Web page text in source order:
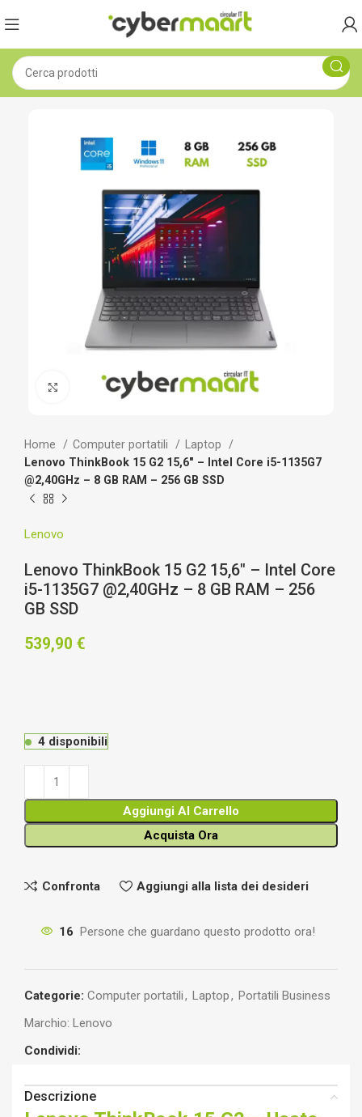
Clicca per ingrandire
Home Computer portatili
Laptop
Lenovo ThinkBook 15 G2 15,6″ – Intel Core i5-1135G7
@2,40GHz – 8 GB RAM – 256 GB SSD
Lenovo
Lenovo ThinkBook 15 G2 15,6″ – Intel Core
i5-1135G7 @2,40GHz – 8 GB RAM – 256
GB SSD
539,90 €
4 disponibili
Aggiungi Al Carrello
Acquista Ora
Confronta Aggiungi alla lista dei desideri
16 Persone che guardano questo prodotto ora!
Categorie: Computer portatili, Laptop, Portatili Business
Marchio: Lenovo
Condividi:
Descrizione